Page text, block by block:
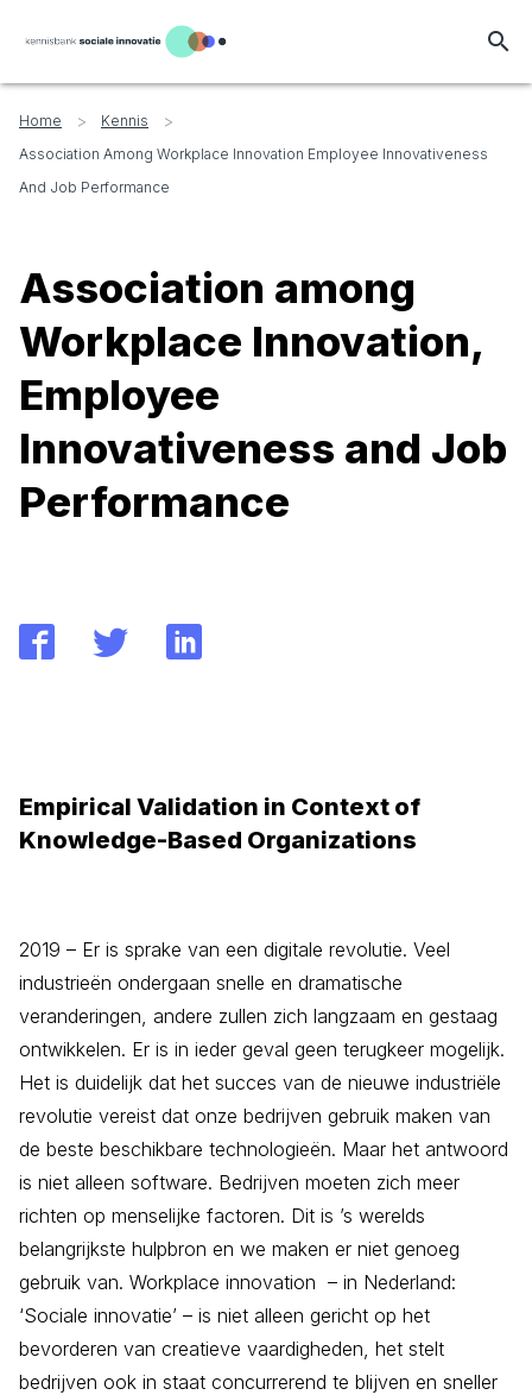
search
Home > Kennis >
Association Among Workplace Innovation Employee Innovativeness
And Job Performance
Association among
Workplace Innovation,
Employee
Innovativeness and Job
Performance
Empirical Validation in Context of
Knowledge-Based Organizations
2019 – Er is sprake van een digitale revolutie. Veel
industrieën ondergaan snelle en dramatische
veranderingen, andere zullen zich langzaam en gestaag
ontwikkelen. Er is in ieder geval geen terugkeer mogelijk.
Het is duidelijk dat het succes van de nieuwe industriële
revolutie vereist dat onze bedrijven gebruik maken van
de beste beschikbare technologieën. Maar het antwoord
is niet alleen software. Bedrijven moeten zich meer
richten op menselijke factoren. Dit is ’s werelds
belangrijkste hulpbron en we maken er niet genoeg
gebruik van. Workplace innovation – in Nederland:
‘Sociale innovatie’ – is niet alleen gericht op het
bevorderen van creatieve vaardigheden, het stelt
bedrijven ook in staat concurrerend te blijven en sneller